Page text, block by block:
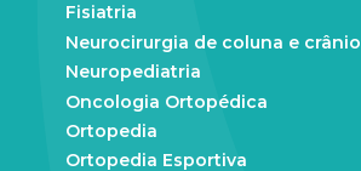
Fisiatria
Neurocirurgia de coluna e crânio
Neuropediatria
Oncologia Ortopédica
Ortopedia
Ortopedia Esportiva